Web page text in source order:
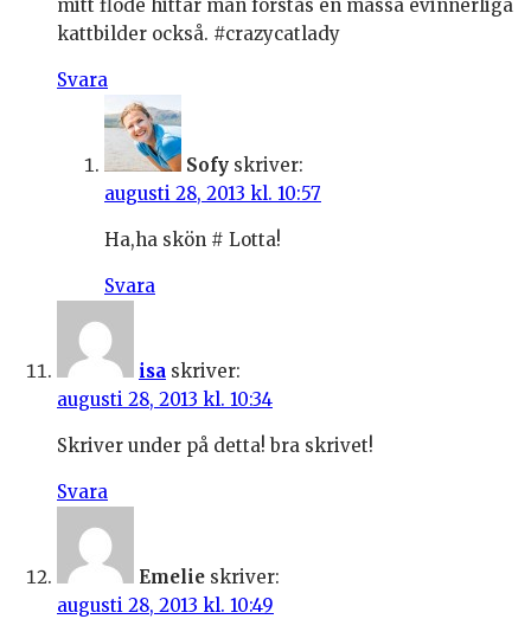
mitt flöde hittar man förstås en massa evinnerliga
kattbilder också. #crazycatlady
Svara
Sofy skriver:
augusti 28, 2013 kl. 10:57
Ha,ha skön # Lotta!
Svara
isa skriver:
augusti 28, 2013 kl. 10:34
Skriver under på detta! bra skrivet!
Svara
Emelie skriver:
augusti 28, 2013 kl. 10:49